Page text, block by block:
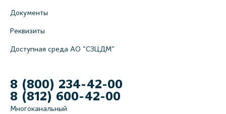
Документы
Реквизиты
Доступная среда АО "СЗЦДМ"
8 (800) 234-42-00
8 (812) 600-42-00
Многоканальный